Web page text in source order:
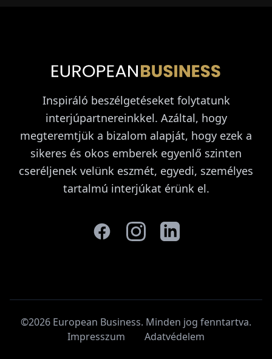
Inspiráló beszélgetéseket folytatunk
interjúpartnereinkkel. Azáltal, hogy
megteremtjük a bizalom alapját, hogy ezek a
sikeres és okos emberek egyenlő szinten
cseréljenek velünk eszmét, egyedi, személyes
tartalmú interjúkat érünk el.
©2026 European Business. Minden jog fenntartva.
Impresszum
Adatvédelem